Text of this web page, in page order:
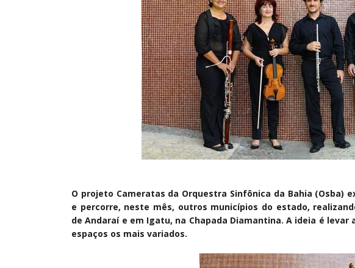
O projeto Cameratas da Orquestra Sinfônica da Bahia (Osba)
e percorre, neste mês, outros municípios do estado,
de Andaraí e em Igatu, na Chapada Diamantina. A ideia é
espaços os mais variados.